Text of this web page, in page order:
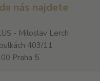
nás najdete
- Miloslav Lerch
403/11
Praha 5